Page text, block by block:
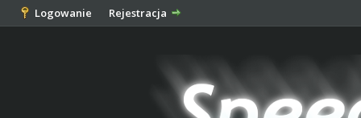
Logowanie Rejestracja